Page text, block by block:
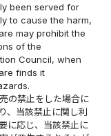
been served for
to cause the harm,
may prohibit the
of the
Council, when
finds it
の禁止をした場合に
、当該禁止に関し利
に応じ、当該禁止に